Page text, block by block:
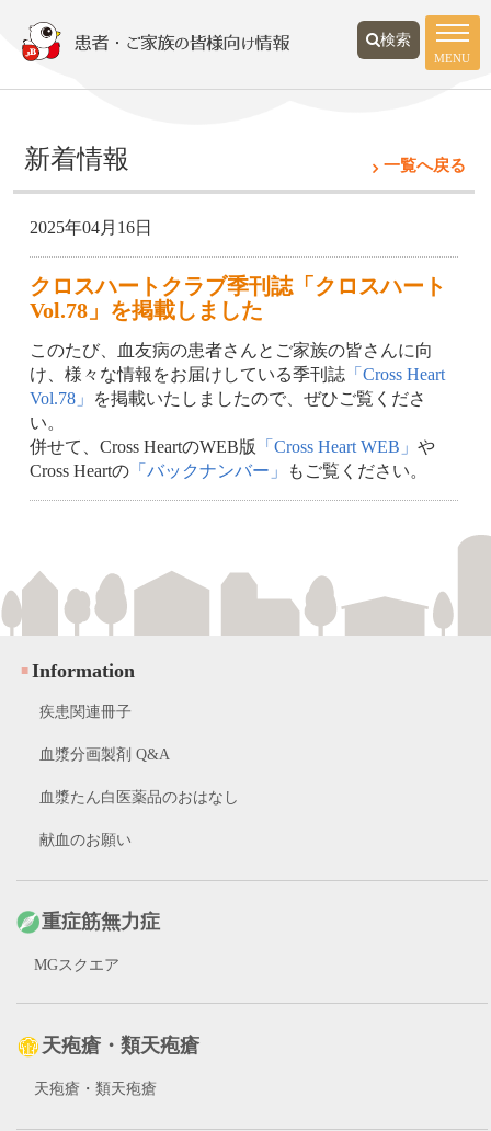
MENU
検索
新着情報 一覧へ戻る
2025年04月16日
クロスハートクラブ季刊誌「クロスハート
Vol.78」を掲載しました
このたび、血友病の患者さんとご家族の皆さんに向
け、様々な情報をお届けしている季刊誌 「Cross Heart
Vol.78」
を掲載いたしましたので、ぜひご覧くださ
い。
併せて、Cross HeartのWEB版
「Cross Heart WEB」 や
Cross Heartの 「バックナンバー」 もご覧ください。
Information
疾患関連冊子
血漿分画製剤 Q&A
血漿たん白医薬品のおはなし
献血のお願い
重症筋無力症
MGスクエア
天疱瘡・類天疱瘡
天疱瘡・類天疱瘡